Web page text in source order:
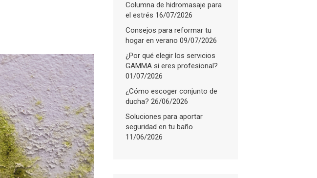
Columna de hidromasaje para
el estrés 16/07/2026
Consejos para reformar tu
hogar en verano 09/07/2026
¿Por qué elegir los servicios
GAMMA si eres profesional?
01/07/2026
¿Cómo escoger conjunto de
ducha? 26/06/2026
Soluciones para aportar
seguridad en tu baño
11/06/2026